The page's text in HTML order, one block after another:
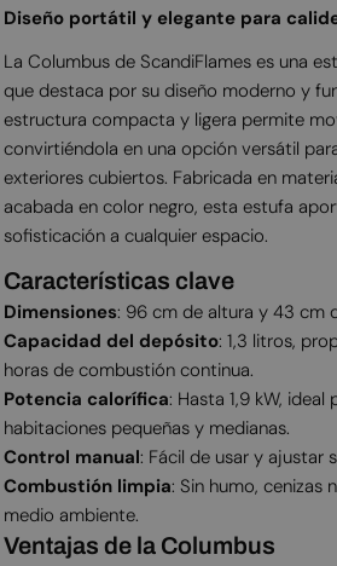
Diseño portátil y elegante para
La Columbus de ScandiFlames es una
que destaca por su diseño moderno y
estructura compacta y ligera permite
convirtiéndola en una opción versátil
exteriores cubiertos. Fabricada en
acabada en color negro, esta estufa
sofisticación a cualquier espacio.
Características clave
Dimensiones: 96 cm de altura y 43 cm
Capacidad del depósito: 1,3 litros,
horas de combustión continua.
Potencia calorífica: Hasta 1,9 kW, ideal
habitaciones pequeñas y medianas.
Control manual: Fácil de usar y ajustar
Combustión limpia: Sin humo, cenizas
medio ambiente.
Ventajas de la Columbus